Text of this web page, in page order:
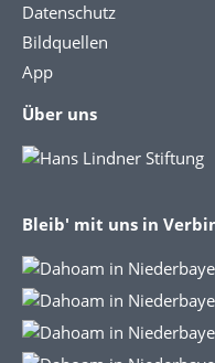
Datenschutz
Bildquellen
App
Über uns
Bleib' mit uns in